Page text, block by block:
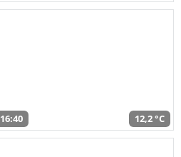
16:40 12,2 °C